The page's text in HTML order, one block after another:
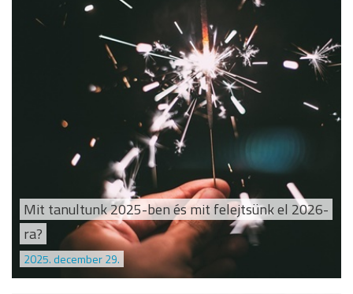
Mit tanultunk 2025-ben és mit felejtsünk el 2026-
ra?
2025. december 29.